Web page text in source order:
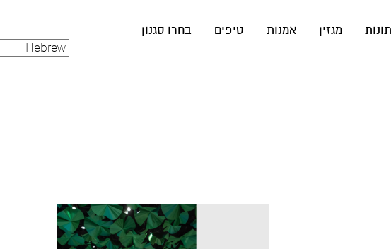
מגזין אמנות טיפים
בחרו סגנון